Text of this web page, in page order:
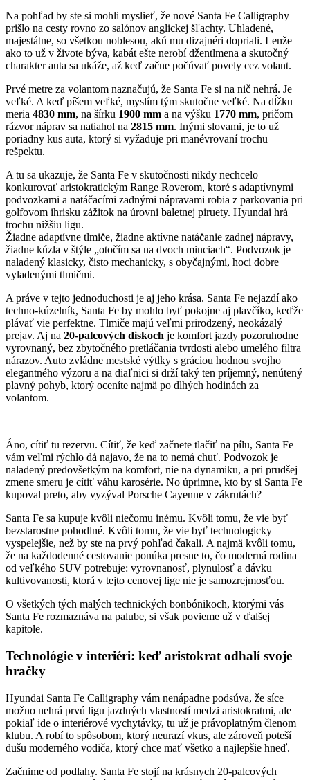
Na pohľad by ste si mohli myslieť, že nové Santa Fe Calligraphy
prišlo na cesty rovno zo salónov anglickej šľachty. Uhladené,
majestátne, so všetkou noblesou, akú mu dizajnéri dopriali. Lenže
ako to už v živote býva, kabát ešte nerobí džentlmena a skutočný
charakter auta sa ukáže, až keď začne počúvať povely cez volant.
Prvé metre za volantom naznačujú, že Santa Fe si na nič nehrá. Je
veľké. A keď píšem veľké, myslím tým skutočne veľké. Na dĺžku
meria 4830 mm, na šírku 1900 mm a na výšku 1770 mm, pričom
rázvor náprav sa natiahol na 2815 mm. Inými slovami, je to už
poriadny kus auta, ktorý si vyžaduje pri manévrovaní trochu
rešpektu.
A tu sa ukazuje, že Santa Fe v skutočnosti nikdy nechcelo
konkurovať aristokratickým Range Roverom, ktoré s adaptívnymi
podvozkami a natáčacími zadnými nápravami robia z parkovania pri
golfovom ihrisku zážitok na úrovni baletnej piruety. Hyundai hrá
trochu nižšiu ligu.
Žiadne adaptívne tlmiče, žiadne aktívne natáčanie zadnej nápravy,
žiadne kúzla v štýle „otočím sa na dvoch minciach“. Podvozok je
naladený klasicky, čisto mechanicky, s obyčajnými, hoci dobre
vyladenými tlmičmi.
A práve v tejto jednoduchosti je aj jeho krása. Santa Fe nejazdí ako
techno-kúzelník, Santa Fe by mohlo byť pokojne aj plavčíko, keďže
plávať vie perfektne. Tlmiče majú veľmi prirodzený, neokázalý
prejav. Aj na 20-palcových diskoch je komfort jazdy pozoruhodne
vyrovnaný, bez zbytočného pretláčania tvrdosti alebo umelého filtra
nárazov. Auto zvládne mestské výtlky s gráciou hodnou svojho
elegantného výzoru a na diaľnici si drží taký ten príjemný, nenútený
plavný pohyb, ktorý oceníte najmä po dlhých hodinách za
volantom.
Áno, cítiť tu rezervu. Cítiť, že keď začnete tlačiť na pílu, Santa Fe
vám veľmi rýchlo dá najavo, že na to nemá chuť. Podvozok je
naladený predovšetkým na komfort, nie na dynamiku, a pri prudšej
zmene smeru je cítiť váhu karosérie. No úprimne, kto by si Santa Fe
kupoval preto, aby vyzýval Porsche Cayenne v zákrutách?
Santa Fe sa kupuje kvôli niečomu inému. Kvôli tomu, že vie byť
bezstarostne pohodlné. Kvôli tomu, že vie byť technologicky
vyspelejšie, než by ste na prvý pohľad čakali. A najmä kvôli tomu,
že na každodenné cestovanie ponúka presne to, čo moderná rodina
od veľkého SUV potrebuje: vyrovnanosť, plynulosť a dávku
kultivovanosti, ktorá v tejto cenovej lige nie je samozrejmosťou.
O všetkých tých malých technických bonbónikoch, ktorými vás
Santa Fe rozmaznáva na palube, si však povieme už v ďalšej
kapitole.
Technológie v interiéri: keď aristokrat odhalí svoje
hračky
Hyundai Santa Fe Calligraphy vám nenápadne podsúva, že síce
možno nehrá prvú ligu jazdných vlastností medzi aristokratmi, ale
pokiaľ ide o interiérové vychytávky, tu už je právoplatným členom
klubu. A robí to spôsobom, ktorý neurazí vkus, ale zároveň poteší
dušu moderného vodiča, ktorý chce mať všetko a najlepšie hneď.
Začnime od podlahy. Santa Fe stojí na krásnych 20-palcových